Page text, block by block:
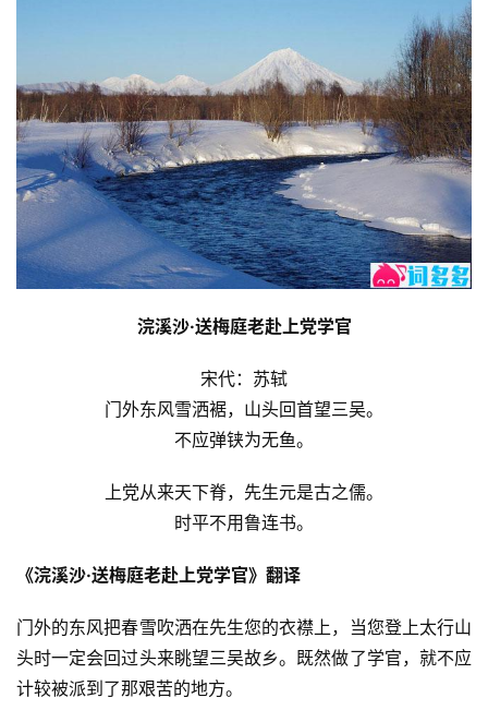
浣溪沙·送梅庭老赴上党学官
宋代：苏轼
门外东风雪洒裾，山头回首望三吴。
不应弹铗为无鱼。
上党从来天下脊，先生元是古之儒。
时平不用鲁连书。
《浣溪沙·送梅庭老赴上党学官》翻译
门外的东风把春雪吹洒在先生您的衣襟上，当您登上太行山
头时一定会回过头来眺望三吴故乡。既然做了学官，就不应
计较被派到了那艰苦的地方。